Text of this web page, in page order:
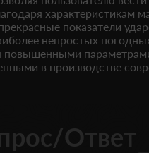
характеристикам
показатели
непростых
повышенными
в производстве
Ответ